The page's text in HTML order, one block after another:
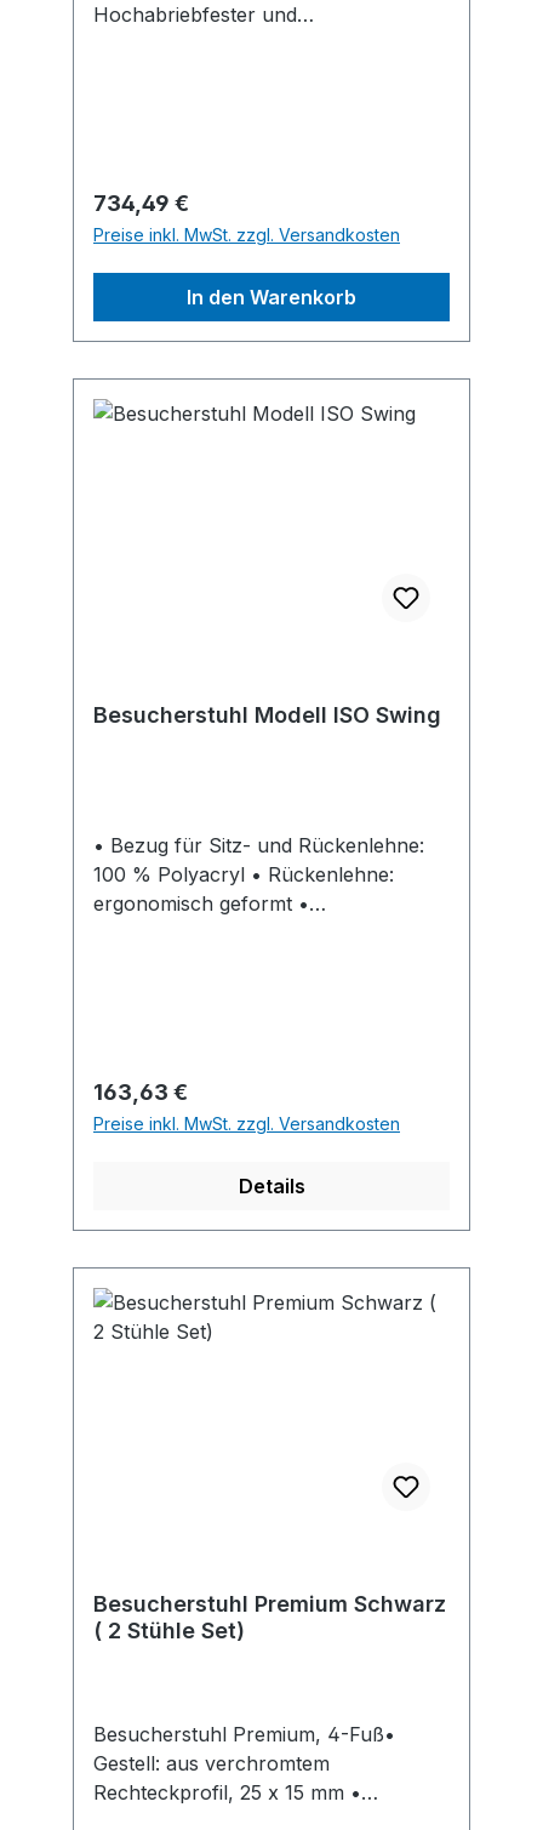
Hochabriebfester und
Lieferung: 2 Stück im Karton, komplett
montiert.Hersteller: Hammerbacher
GmbH, Daimlerstr. 4+6, 92318
Neumarkt, DE, +49918125920,
info@hammerbachergmbh.de
Regulärer Preis:
734,49 €
Preise inkl. MwSt. zzgl. Versandkosten
In den Warenkorb
Besucherstuhl Modell ISO Swing
• Bezug für Sitz- und Rückenlehne:
100 % Polyacryl • Rückenlehne:
ergonomisch geformt •
4 Stück. Hinweis: Repräsentativ,
robust und bequem.
Regulärer Preis:
163,63 €
Preise inkl. MwSt. zzgl. Versandkosten
Details
Besucherstuhl Premium Schwarz
( 2 Stühle Set)
Besucherstuhl Premium, 4-Fuß•
Gestell: aus verchromtem
Rechteckprofil, 25 x 15 mm •